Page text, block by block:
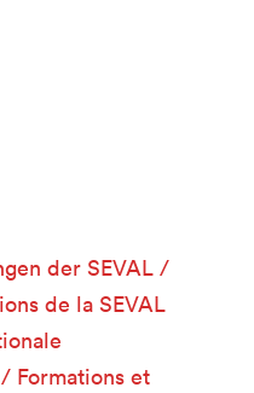
der SEVAL /
de la SEVAL
Formations et